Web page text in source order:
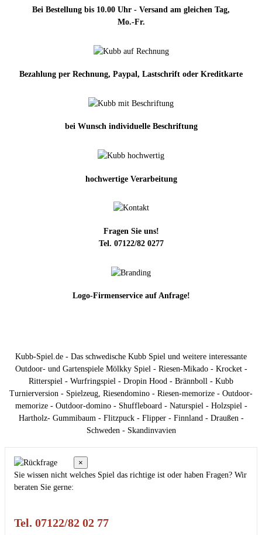
Bei Bestellung bis 10.00 Uhr - Versand am gleichen Tag,
Mo.-Fr.
Bezahlung per Rechnung, Paypal, Lastschrift oder Kreditkarte
bei Wunsch individuelle Beschriftung
hochwertige Verarbeitung
Fragen Sie uns!
Tel. 07122/82 0277
Logo-Firmenservice auf Anfrage!
Kubb-Spiel.de - Das schwedische Kubb Spiel und weitere interessante
Outdoor- und Gartenspiele Mölkky Spiel - Riesen-Mikado - Krocket -
Ritterspiel - Wurfringspiel - Dropin Hood - Brännboll - Kubb
Turnierversion - Spielzeug, Riesendomino - Riesen-memorize - Outdoor-
memorize - Outdoor-domino - Shuffleboard - Naturspiel - Holzspiel -
Hartholz- Gummibaum - Flitzpuck - Flipper - Finnland - Draußen -
Schweden - Skandinvavien
×
Sie wissen nicht welches Spiel das richtige ist oder haben Fragen? Wir
beraten Sie gerne:
Tel. 07122/82 02 77